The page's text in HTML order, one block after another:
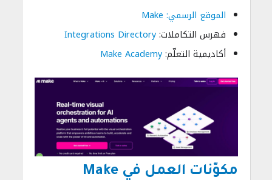
الموقع الرسمي: Make
فهرس التكاملات:Integrations Directory
أكاديمية التعلّم:Make Academy
مكوّنات العمل في Make